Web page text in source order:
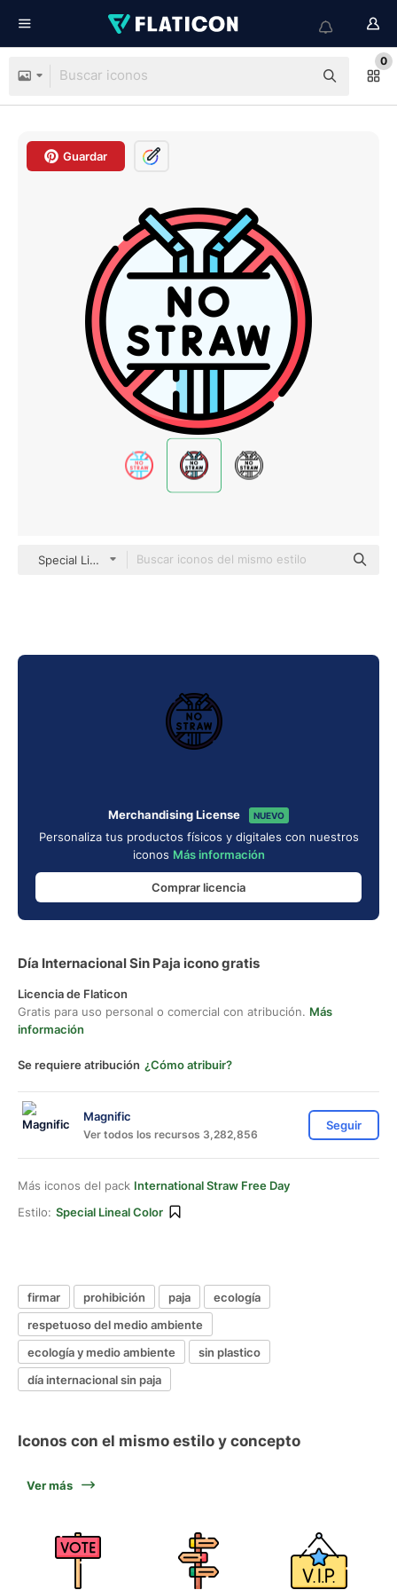
0
Guardar
Special Lineal color
Merchandising License NUEVO
Personaliza tus productos físicos y digitales con nuestros
iconos Más información
Comprar licencia
Día Internacional Sin Paja icono gratis
Licencia de Flaticon
Gratis para uso personal o comercial con atribución. Más
información
Se requiere atribución ¿Cómo atribuir?
Magnific
Ver todos los recursos 3,282,856
Seguir
Más iconos del pack International Straw Free Day
Estilo: Special Lineal Color
firmar prohibición paja
ecología
respetuoso del medio ambiente
ecología y medio ambiente
sin plastico
día internacional sin paja
Iconos con el mismo estilo y concepto
Ver más